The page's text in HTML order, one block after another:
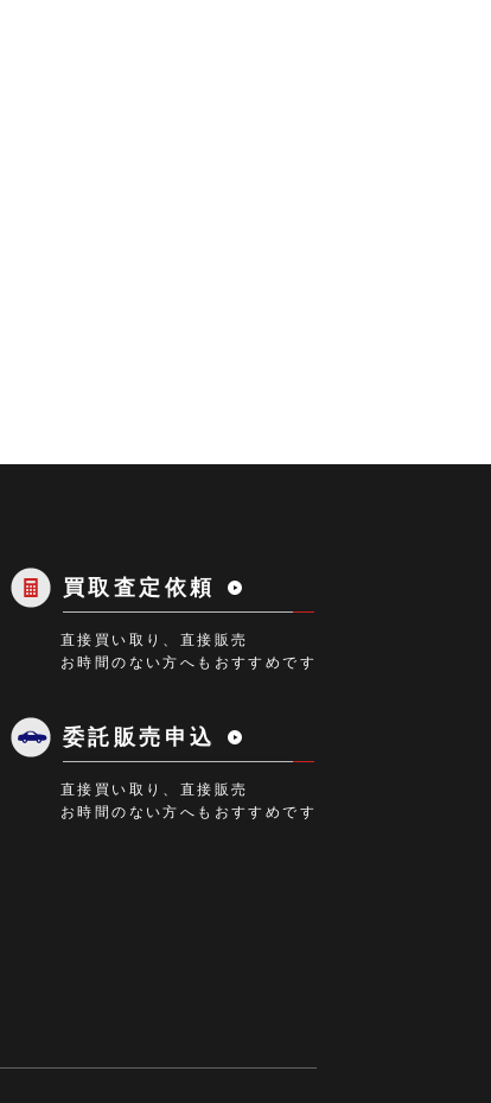
買取査定依頼
直接買い取り、直接販売
お時間のない方へもおすすめです
委託販売申込
直接買い取り、直接販売
お時間のない方へもおすすめです